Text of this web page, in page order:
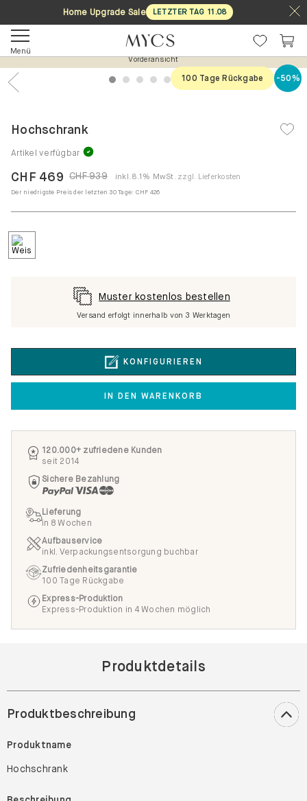
Home Upgrade Sale LETZTER TAG 11 .08
Menü
Vorderansicht
1 2 3 4 5 6 7
100 Tage Rückgabe -50%
Hochschrank
Artikel verfügbar
CHF 939
CHF 469 inkl. 8.1% MwSt. zzgl. Lieferkosten
Der niedrigste Preis der letzten 30 Tage: CHF 426
KONFIGURIEREN
IN DEN WARENKORB
Muster kostenlos bestellen
Versand erfolgt innerhalb von 3 Werktagen
120.000+ zufriedene Kunden
seit 2014
Sichere Bezahlung
Lieferung
in 8 Wochen
Aufbauservice
inkl. Verpackungsentsorgung buchbar
Zufriedenheitsgarantie
100 Tage Rückgabe
Express-Produktion
Express-Produktion in 4 Wochen möglich
Produktdetails
Produktbeschreibung
Produktname
Hochschrank